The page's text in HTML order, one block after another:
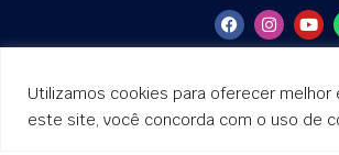
Utilizamos cookies para oferecer
este site, você concorda com o uso de
ConceptBR Consultoria de